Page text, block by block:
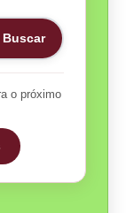
Buscar
o próximo